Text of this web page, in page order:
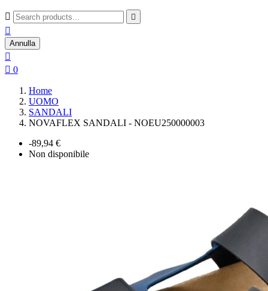
 

Annulla

 0
Home
UOMO
SANDALI
NOVAFLEX SANDALI - NOEU250000003
-89,94 €
Non disponibile